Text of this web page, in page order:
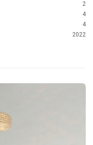
2
4
4
2022